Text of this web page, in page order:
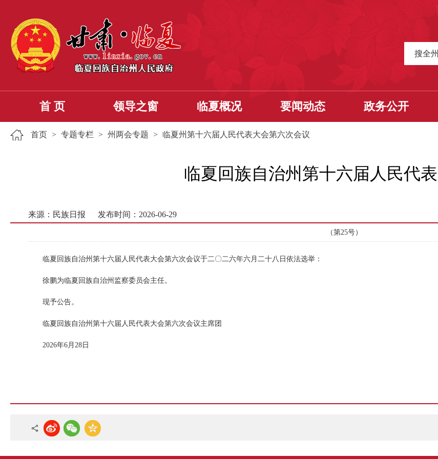
搜全州
首 页 领导之窗 临夏概况 要闻动态 政务公开
首页 > 专题专栏 > 州两会专题 > 临夏州第十六届人民代表大会第六次会议
临夏回族自治州第十六届人民代
来源：民族日报 发布时间：2026-06-29
（第25号）
临夏回族自治州第十六届人民代表大会第六次会议于二〇二六年六月二十八日依法选举：
徐鹏为临夏回族自治州监察委员会主任。
现予公告。
临夏回族自治州第十六届人民代表大会第六次会议主席团
2026年6月28日